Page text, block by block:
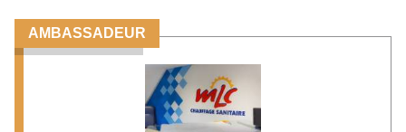
AMBASSADEUR